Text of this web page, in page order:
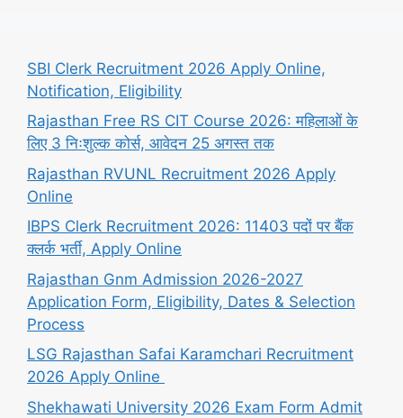
SBI Clerk Recruitment 2026 Apply Online,
Notification, Eligibility
Rajasthan Free RS CIT Course 2026: महिलाओं के
लिए 3 निःशुल्क कोर्स, आवेदन 25 अगस्त तक
Rajasthan RVUNL Recruitment 2026 Apply
Online
IBPS Clerk Recruitment 2026: 11403 पदों पर बैंक
क्लर्क भर्ती, Apply Online
Rajasthan Gnm Admission 2026-2027
Application Form, Eligibility, Dates & Selection
Process
LSG Rajasthan Safai Karamchari Recruitment
2026 Apply Online
Shekhawati University 2026 Exam Form Admit